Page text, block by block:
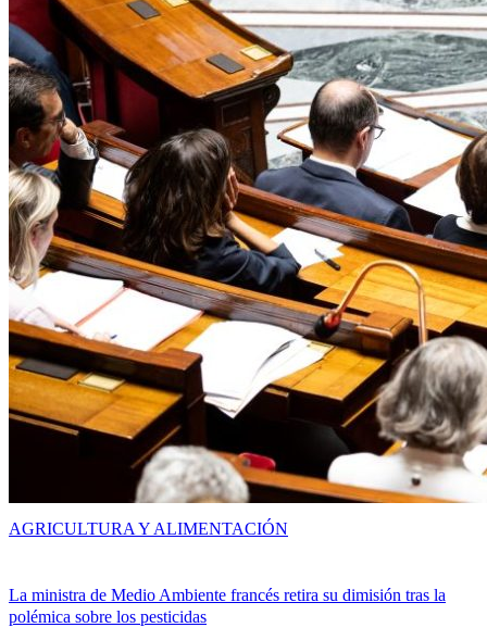
La ministra de Medio Ambiente francés retira su dimisión tras la
polémica sobre los pesticidas
AGRICULTURA Y ALIMENTACIÓN